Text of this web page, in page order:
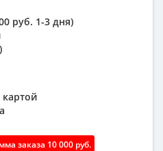
руб. 1-3 дня)
заказа 10 000 руб.